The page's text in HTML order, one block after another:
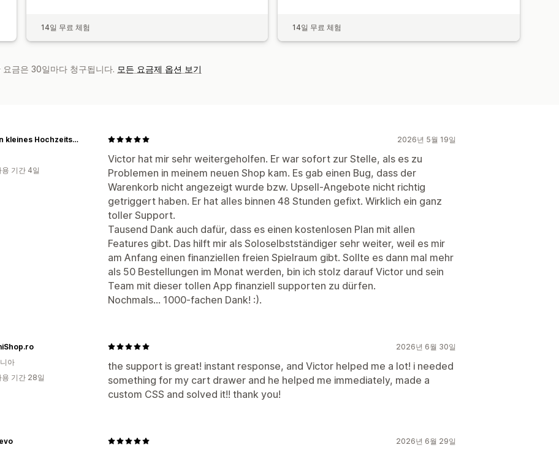
14일 무료 체험 14일 무료 체험
금은 30일마다 청구됩니다. 모든 요금제 옵션 보기
2026년 5월 19일
Victor hat mir sehr weitergeholfen. Er war sofort zur Stelle, als es zu
Problemen in meinem neuen Shop kam. Es gab einen Bug, dass der
Warenkorb nicht angezeigt wurde bzw. Upsell-Angebote nicht richtig
getriggert haben. Er hat alles binnen 48 Stunden gefixt. Wirklich ein ganz
toller Support.
Tausend Dank auch dafür, dass es einen kostenlosen Plan mit allen
Features gibt. Das hilft mir als Soloselbstständiger sehr weiter, weil es mir
am Anfang einen finanziellen freien Spielraum gibt. Sollte es dann mal mehr
als 50 Bestellungen im Monat werden, bin ich stolz darauf Victor und sein
Team mit dieser tollen App finanziell supporten zu dürfen.
Nochmals... 1000-fachen Dank! :).
Mein kleines Hochzeitsbüro
용 기간 4일
2026년 6월 30일
the support is great! instant response, and Victor helped me a lot! i needed
something for my cart drawer and he helped me immediately, made a
custom CSS and solved it!! thank you!
아
용 기간 28일
2026년 6월 29일